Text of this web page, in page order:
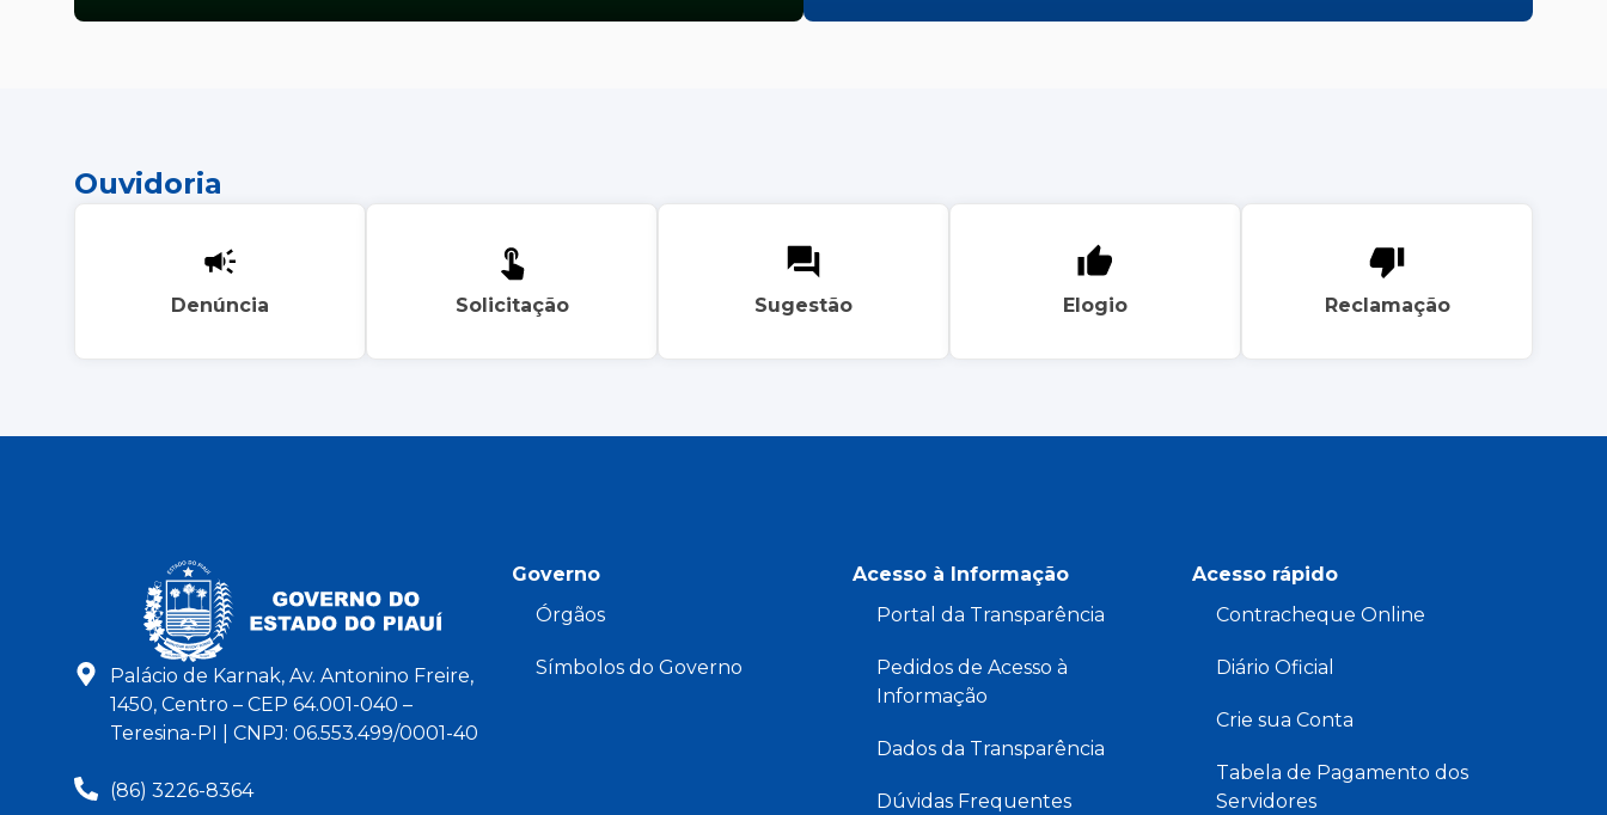
Ouvidoria
Denúncia Solicitação Sugestão Elogio Reclamação
Palácio de Karnak, Av. Antonino Freire,
1450, Centro – CEP 64.001-040 –
Teresina-PI | CNPJ: 06.553.499/0001-40
(86) 3226-8364
Governo
Órgãos
Símbolos do Governo
Acesso à Informação
Portal da Transparência
Pedidos de Acesso à
Informação
Dados da Transparência
Dúvidas Frequentes
Acesso rápido
Contracheque Online
Diário Oficial
Crie sua Conta
Tabela de Pagamento dos
Servidores